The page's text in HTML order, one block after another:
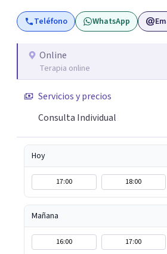
mental y he trabajado en distintos
niños, Adolescentes y Adultos
Teléfono WhatsApp
Online
Terapia online
Servicios y precios
Consulta Individual
Hoy
17:00 18:00
Mañana
16:00 17:00